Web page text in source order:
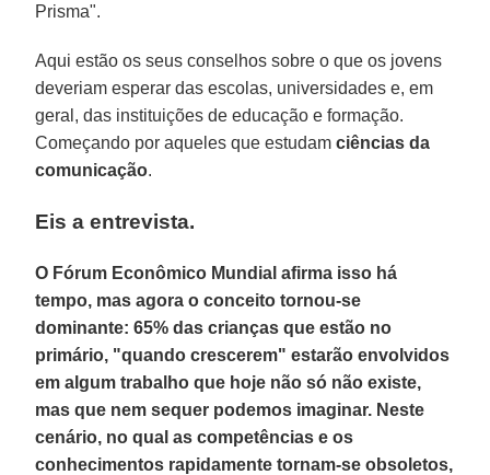
Prisma".
Aqui estão os seus conselhos sobre o que os jovens
deveriam esperar das escolas, universidades e, em
geral, das instituições de educação e formação.
Começando por aqueles que estudamciências da
comunicação.
Eis a entrevista.
O Fórum Econômico Mundial afirma isso há
tempo, mas agora o conceito tornou-se
dominante: 65% das crianças que estão no
primário, "quando crescerem" estarão envolvidos
em algum trabalho que hoje não só não existe,
mas que nem sequer podemos imaginar. Neste
cenário, no qual as competências e os
conhecimentos rapidamente tornam-se obsoletos,